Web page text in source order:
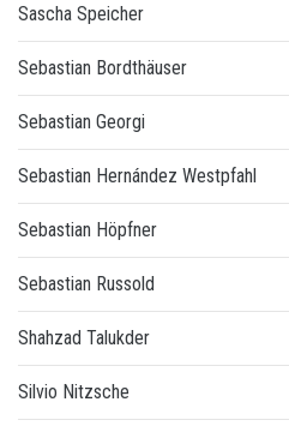
Sascha Speicher
Sebastian Bordthäuser
Sebastian Georgi
Sebastian Hernández Westpfahl
Sebastian Höpfner
Sebastian Russold
Shahzad Talukder
Silvio Nitzsche